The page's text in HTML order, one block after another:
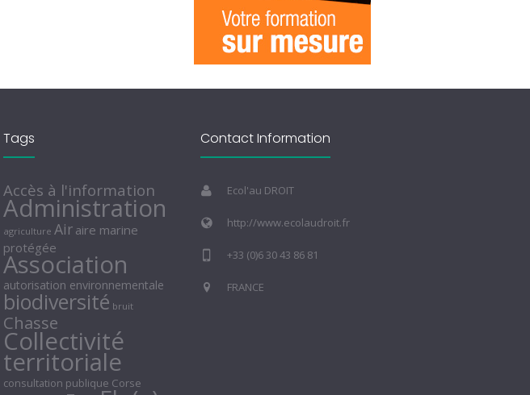
Tags
Accès à l'information
Administration
agriculture Air aire marine
protégée
Association
autorisation environnementale
biodiversité bruit
Chasse
Collectivité
territoriale
consultation publique Corse
Contact Information
Ecol'au DROIT
http://www.ecolaudroit.fr
+33 (0)6 30 43 86 81
FRANCE